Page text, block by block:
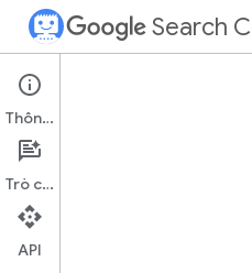
Search
Documentation
Kiến thức cơ bản về SEO
Thông tin
Trò chuyện
API